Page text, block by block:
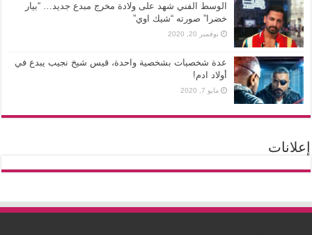
الوسط الفني شهد على ولادة مخرج مبدع جديد… “بيار
خضرا” صورته “شيك اوي”
نوفمبر 20, 2020
عدة شخصيات بشخصية واحدة، قيس شيخ نجيب يبدع في
أولاد ادم!
مايو 7, 2020
إعلانات